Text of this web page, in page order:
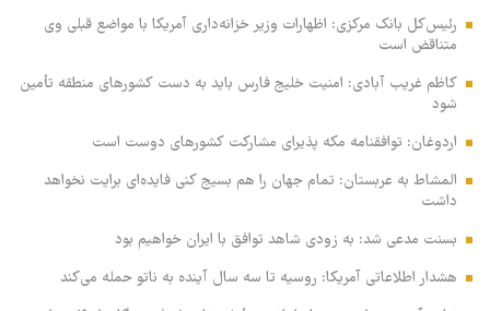
رئیس‌کل بانک مرکزی: اظهارات وزیر خزانه‌داری آمریکا با مواضع قبلی وی
متناقض است
کاظم غریب آبادی: امنیت خلیج فارس باید به دست کشورهای منطقه تأمین
شود
اردوغان: توافقنامه مکه پذیرای مشارکت کشورهای دوست است
المشاط به عربستان: تمام جهان را هم بسیج کنی فایده‌ای برایت نخواهد
داشت
بسنت مدعی شد: به زودی شاهد توافق با ایران خواهیم بود
هشدار اطلاعاتی آمریکا: روسیه تا سه سال آینده به ناتو حمله می‌کند